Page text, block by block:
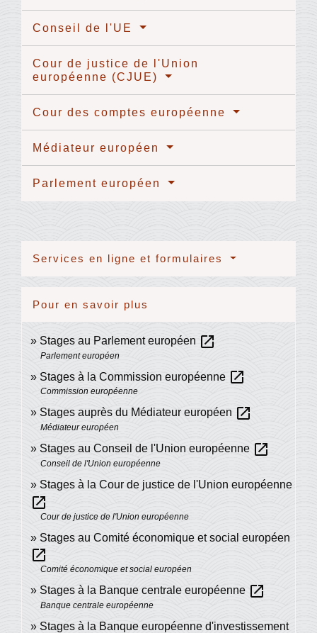
Conseil de l'UE
Cour de justice de l'Union
européenne (CJUE)
Cour des comptes européenne
Médiateur européen
Parlement européen
Services en ligne et formulaires
Pour en savoir plus
Stages au Parlement européen open_in_new
Parlement européen
Stages à la Commission européenne open_in_new
Commission européenne
Stages auprès du Médiateur européen open_in_new
Médiateur européen
Stages au Conseil de l'Union européenne open_in_new
Conseil de l'Union européenne
Stages à la Cour de justice de l'Union européenne
open_in_new
Cour de justice de l'Union européenne
Stages au Comité économique et social européen
open_in_new
Comité économique et social européen
Stages à la Banque centrale européenne open_in_new
Banque centrale européenne
Stages à la Banque européenne d'investissement